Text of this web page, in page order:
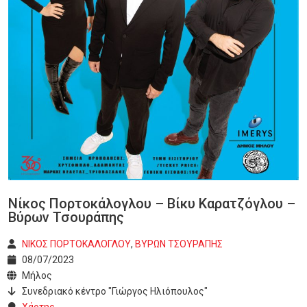
Νίκος Πορτοκάλογλου – Βίκυ Καρατζόγλου –
Βύρων Τσουράπης
ΝΙΚΟΣ ΠΟΡΤΟΚΑΛΟΓΛΟΥ, ΒΥΡΩΝ ΤΣΟΥΡΑΠΗΣ
08/07/2023
Μήλος
Συνεδριακό κέντρο "Γιώργος Ηλιόπουλος"